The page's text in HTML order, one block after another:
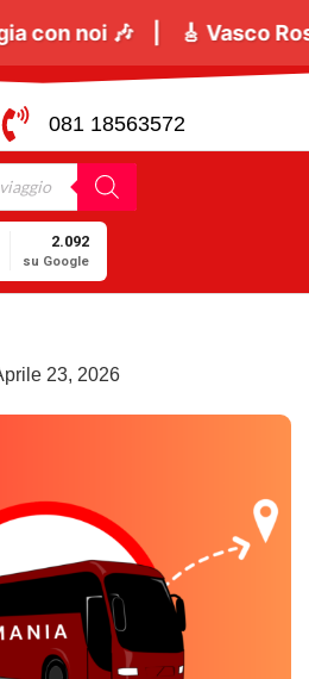
palco! Viaggia con noi 🎶
081 18563572
2.092
su Google
23, 2026